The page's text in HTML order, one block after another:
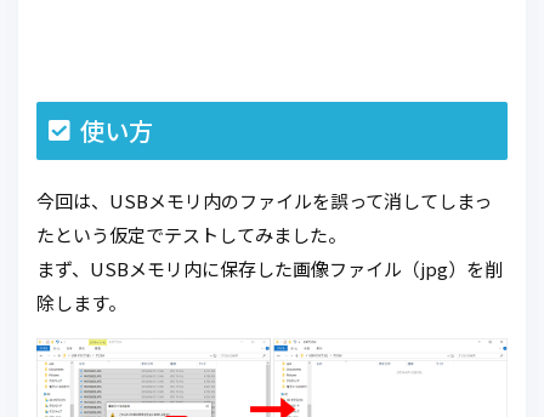
使い方
今回は、USBメモリ内のファイルを誤って消してしまっ
たという仮定でテストしてみました。
まず、USBメモリ内に保存した画像ファイル（jpg）を削
除します。